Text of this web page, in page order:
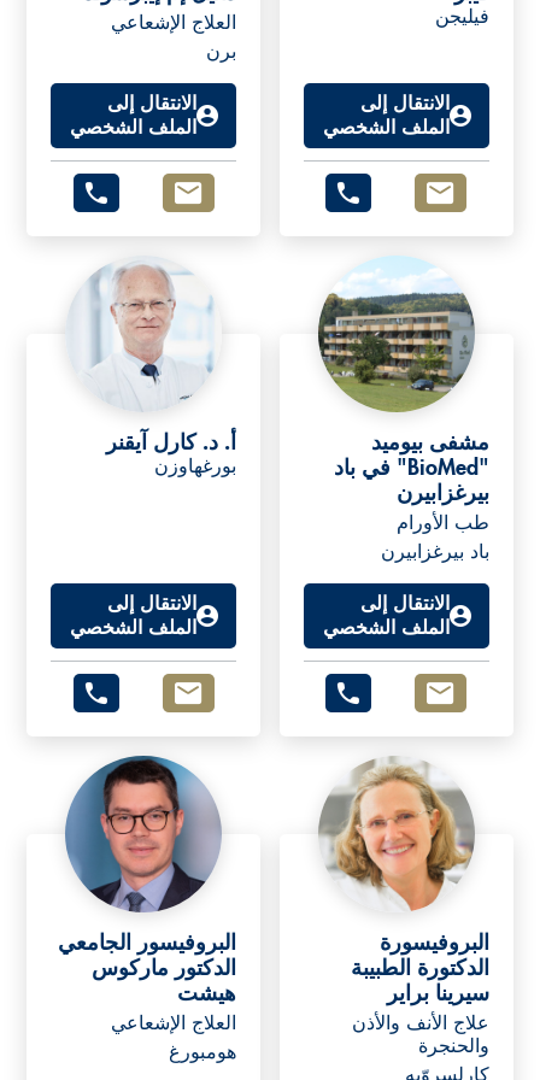
العلاج الإشعاعي
برن
الانتقال إلى
الملف الشخصي
فيليجن
الانتقال إلى
الملف الشخصي
أ. د. كارل آيقنر
بورغهاوزن
الانتقال إلى
الملف الشخصي
مشفى بيوميد
"BioMed" في باد
بيرغزابيرن
طب الأورام
باد بيرغزابيرن
الانتقال إلى
الملف الشخصي
البروفيسور الجامعي
الدكتور ماركوس
هيشت
العلاج الإشعاعي
هومبورغ
البروفيسورة
الدكتورة الطبيبة
سيرينا براير
علاج الأنف والأذن
والحنجرة
كارلسروّيه